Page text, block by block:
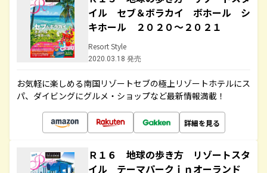
イル セブ＆ボラカイ ボホール シ
キホール ２０２０～２０２１
Resort Style
2020.03.18 発売
お気軽に楽しめる南国リゾートセブの極上リゾートホテルにス
パ、ダイビングにグルメ・ショップなど最新情報満載！
詳細を見る
Ｒ１６ 地球の歩き方 リゾートスタ
イル テーマパークｉｎオーランド